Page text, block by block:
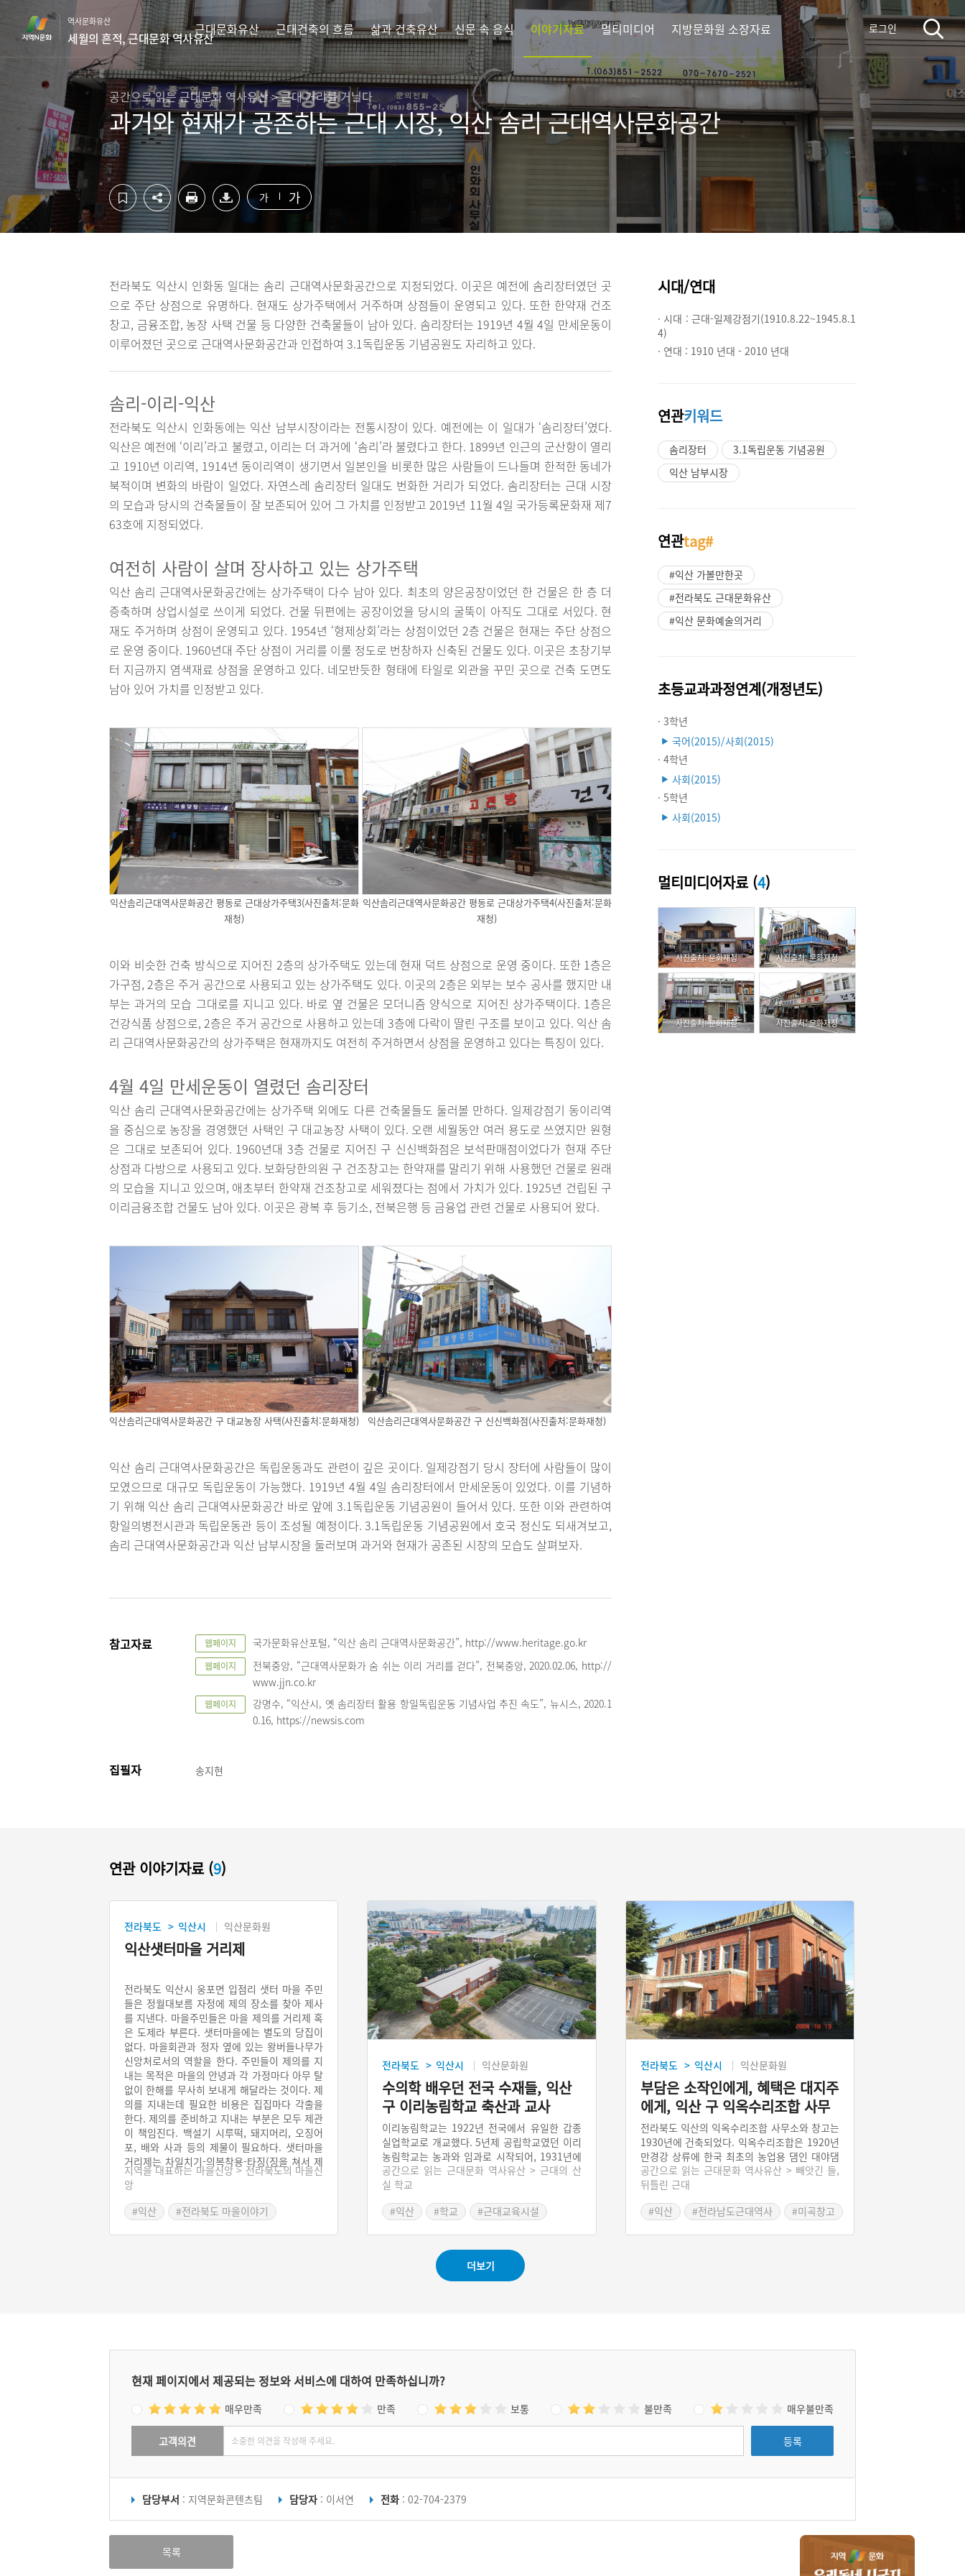
영
역
역사문화유산
세월의 흔적, 근대문화 역사유산
근대문화유산 근대건축의 흐름 삶과 건축유산 신문 속 음식 이야기자료 멀티미디어 지방문화원 소장자료 로그인
공간으로 읽는 근대문화 역사유산 > 근대 거리를 거닐다
과거와 현재가 공존하는 근대 시장, 익산 솜리 근대역사문화공간
가 가
전라북도 익산시 인화동 일대는 솜리 근대역사문화공간으로 지정되었다. 이곳은 예전에 솜리장터였던 곳
으로 주단 상점으로 유명하다. 현재도 상가주택에서 거주하며 상점들이 운영되고 있다. 또한 한약재 건조
창고, 금융조합, 농장 사택 건물 등 다양한 건축물들이 남아 있다. 솜리장터는 1919년 4월 4일 만세운동이
이루어졌던 곳으로 근대역사문화공간과 인접하여 3.1독립운동 기념공원도 자리하고 있다.
솜리-이리-익산
전라북도 익산시 인화동에는 익산 남부시장이라는 전통시장이 있다. 예전에는 이 일대가 ‘솜리장터’였다.
익산은 예전에 ‘이리’라고 불렸고, 이리는 더 과거에 ‘솜리’라 불렸다고 한다. 1899년 인근의 군산항이 열리
고 1910년 이리역, 1914년 동이리역이 생기면서 일본인을 비롯한 많은 사람들이 드나들며 한적한 동네가
북적이며 변화의 바람이 일었다. 자연스레 솜리장터 일대도 번화한 거리가 되었다. 솜리장터는 근대 시장
의 모습과 당시의 건축물들이 잘 보존되어 있어 그 가치를 인정받고 2019년 11월 4일 국가등록문화재 제7
63호에 지정되었다.
여전히 사람이 살며 장사하고 있는 상가주택
익산 솜리 근대역사문화공간에는 상가주택이 다수 남아 있다. 최초의 양은공장이었던 한 건물은 한 층 더
증축하며 상업시설로 쓰이게 되었다. 건물 뒤편에는 공장이었을 당시의 굴뚝이 아직도 그대로 서있다. 현
재도 주거하며 상점이 운영되고 있다. 1954년 ‘형제상회’라는 상점이었던 2층 건물은 현재는 주단 상점으
로 운영 중이다. 1960년대 주단 상점이 거리를 이룰 정도로 번창하자 신축된 건물도 있다. 이곳은 초창기부
터 지금까지 염색재료 상점을 운영하고 있다. 네모반듯한 형태에 타일로 외관을 꾸민 곳으로 건축 도면도
남아 있어 가치를 인정받고 있다.
익산솜리근대역사문화공간 평동로 근대상가주택3(사진출처:문화
재청)
익산솜리근대역사문화공간 평동로 근대상가주택4(사진출처:문화
재청)
이와 비슷한 건축 방식으로 지어진 2층의 상가주택도 있는데 현재 덕트 상점으로 운영 중이다. 또한 1층은
가구점, 2층은 주거 공간으로 사용되고 있는 상가주택도 있다. 이곳의 2층은 외부는 보수 공사를 했지만 내
부는 과거의 모습 그대로를 지니고 있다. 바로 옆 건물은 모더니즘 양식으로 지어진 상가주택이다. 1층은
건강식품 상점으로, 2층은 주거 공간으로 사용하고 있는데 3층에 다락이 딸린 구조를 보이고 있다. 익산 솜
리 근대역사문화공간의 상가주택은 현재까지도 여전히 주거하면서 상점을 운영하고 있다는 특징이 있다.
4월 4일 만세운동이 열렸던 솜리장터
익산 솜리 근대역사문화공간에는 상가주택 외에도 다른 건축물들도 둘러볼 만하다. 일제강점기 동이리역
을 중심으로 농장을 경영했던 사택인 구 대교농장 사택이 있다. 오랜 세월동안 여러 용도로 쓰였지만 원형
은 그대로 보존되어 있다. 1960년대 3층 건물로 지어진 구 신신백화점은 보석판매점이었다가 현재 주단
상점과 다방으로 사용되고 있다. 보화당한의원 구 건조창고는 한약재를 말리기 위해 사용했던 건물로 원래
의 모습을 지니고 있으며, 애초부터 한약재 건조창고로 세워졌다는 점에서 가치가 있다. 1925년 건립된 구
이리금융조합 건물도 남아 있다. 이곳은 광복 후 등기소, 전북은행 등 금융업 관련 건물로 사용되어 왔다.
익산솜리근대역사문화공간 구 대교농장 사택(사진출처:문화재청) 익산솜리근대역사문화공간 구 신신백화점(사진출처:문화재청)
익산 솜리 근대역사문화공간은 독립운동과도 관련이 깊은 곳이다. 일제강점기 당시 장터에 사람들이 많이
모였으므로 대규모 독립운동이 가능했다. 1919년 4월 4일 솜리장터에서 만세운동이 있었다. 이를 기념하
기 위해 익산 솜리 근대역사문화공간 바로 앞에 3.1독립운동 기념공원이 들어서 있다. 또한 이와 관련하여
항일의병전시관과 독립운동관 등이 조성될 예정이다. 3.1독립운동 기념공원에서 호국 정신도 되새겨보고,
솜리 근대역사문화공간과 익산 남부시장을 둘러보며 과거와 현재가 공존된 시장의 모습도 살펴보자.
참고자료 웹페이지 국가문화유산포털, “익산 솜리 근대역사문화공간”, http://www.heritage.go.kr
웹페이지
전북중앙, “근대역사문화가 숨 쉬는 이리 거리를 걷다”, 전북중앙, 2020.02.06, http://
www.jjn.co.kr
웹페이지
강명수, “익산시, 옛 솜리장터 활용 항일독립운동 기념사업 추진 속도”, 뉴시스, 2020.1
0.16, https://newsis.com
집필자 송지현
시대/연대
· 시대 : 근대-일제강점기(1910.8.22~1945.8.1
4)
· 연대 : 1910 년대 - 2010 년대
연관키워드
솜리장터
3.1독립운동 기념공원
익산 남부시장
연관tag#
#익산 가볼만한곳
#전라북도 근대문화유산
#익산 문화예술의거리
초등교과과정연계(개정년도)
· 3학년
▶ 국어(2015)/사회(2015)
· 4학년
▶ 사회(2015)
· 5학년
▶ 사회(2015)
멀티미디어자료 (4)
사진출처: 문화재청 사진출처: 문화재청
사진출처: 문화재청 사진출처: 문화재청
연관 이야기자료 (9)
전라북도 > 익산시 익산문화원
익산샛터마을 거리제
전라북도 익산시 웅포면 입점리 샛터 마을 주민
들은 정월대보름 자정에 제의 장소를 찾아 제사
를 지낸다. 마을주민들은 마을 제의를 거리제 혹
은 도제라 부른다. 샛터마을에는 별도의 당집이
없다. 마을회관과 정자 옆에 있는 왕버들나무가
신앙처로서의 역할을 한다. 주민들이 제의를 지
내는 목적은 마을의 안녕과 각 가정마다 아무 탈
없이 한해를 무사히 보내게 해달라는 것이다. 제
의를 지내는데 필요한 비용은 집집마다 각출을
한다. 제의를 준비하고 지내는 부분은 모두 제관
이 책임진다. 백설기 시루떡, 돼지머리, 오징어
포, 배와 사과 등의 제물이 필요하다. 샛터마을
거리제는 차일치기-의복착용-타징(징을 쳐서 제
의를 알리는 의식)-진설-모닥불피우기-강신-헌
주-고축-배례-음복-고시례 및 철상-소지자 점검
및 뒷풀이 순으로 진행된다. 제의가 끝나면 주민
들은 마을회관에 모여 마을 총회를 연다. 이 과
정에서 제의에 들어간 비용을 보고한다. 모든 회
지역을 대표하는 마을신앙 > 전라북도의 마을신
앙
#익산
#전라북도 마을이야기
전라북도 > 익산시 익산문화원
수의학 배우던 전국 수재들, 익산
구 이리농림학교 축산과 교사
이리농림학교는 1922년 전국에서 유일한 갑종
실업학교로 개교했다. 5년제 공립학교였던 이리
농림학교는 농과와 임과로 시작되어, 1931년에
는 수의축산과가 설치되었다. 수의축산과는 졸
업 시 수의사 자격을 주었다. 이리농림학교는 개
교할 때부터 전국의 수재가 진학을 희망하는 학
교 가운데 한 곳이었다. 축산과 교사는 1932년
세웠고, 벽돌 벽면을 가로로 분할한 듯이 보이는
장식 등이 눈에 띄는 건축물이다.
공간으로 읽는 근대문화 역사유산 > 근대의 산
실 학교
#익산
#학교
#근대교육시설
전라북도 > 익산시 익산문화원
부담은 소작인에게, 혜택은 대지주
에게, 익산 구 익옥수리조합 사무
소와 창고
전라북도 익산의 익옥수리조합 사무소와 창고는
1930년에 건축되었다. 익옥수리조합은 1920년
만경강 상류에 한국 최초의 농업용 댐인 대야댐
건설과 맞물려 탄생했다. 익옥수리조합의 산파
이자 초대 조합장은 가혹한 농민 수탈로 원성이
자자했던 불이흥업주식회사의 창업자 후지 긴타
로였다. 익옥수리조합은 몽리면적이 250만 평
공간으로 읽는 근대문화 역사유산 > 빼앗긴 들,
뒤틀린 근대
#익산
#전라남도근대역사 #미곡창고
더보기
현재 페이지에서 제공되는 정보와 서비스에 대하여 만족하십니까?
매우만족 만족 보통 불만족 매우불만족
고객의견 등록
담당부서 : 지역문화콘텐츠팀 담당자 : 이서연 전화 : 02-704-2379
목록